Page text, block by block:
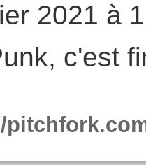
2021 à
c'est